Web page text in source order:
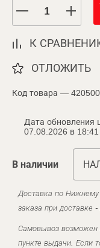
К
ОТЛОЖИТЬ
Код товара — 420500
Дата обновления
07.08.2026 в 18:41
В наличии
Доставка по
заказа при доставке -
Самовывоз возможен
пункте выдачи. Если